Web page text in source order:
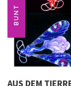
BUNT
AUS DEM